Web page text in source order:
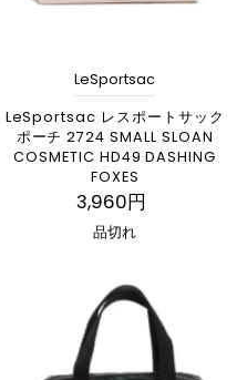
LeSportsac
LeSportsac レスポートサック
ポーチ 2724 SMALL SLOAN
COSMETIC HD49 DASHING
FOXES
3,960円
品切れ